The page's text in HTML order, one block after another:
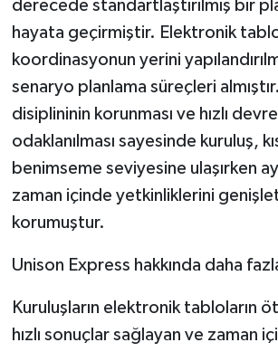
derecede standartlaştırılmış bir
hayata geçirmiştir. Elektronik
koordinasyonun yerini
senaryo planlama süreçleri
disiplininin korunması ve hızlı
odaklanılması sayesinde kuruluş,
benimseme seviyesine ulaşırken
zaman içinde yetkinliklerini
korumuştur.
Unison Express hakkında daha
Kuruluşların elektronik tabloların
hızlı sonuçlar sağlayan ve zaman